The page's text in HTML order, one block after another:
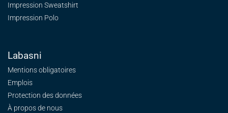
Impression Sweatshirt
Impression Polo
Labasni
Mentions obligatoires
Emplois
Protection des données
À propos de nous